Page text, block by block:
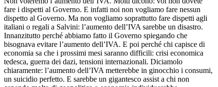
fare i dispetti al Governo. E infatti noi non vogliamo fare nessun
dispetto al Governo. Ma non vogliamo soprattutto fare dispetti agli
italiani o regali a Salvini: l’aumento dell’IVA sarebbe un disastro.
Innanzitutto perché abbiamo fatto il Governo spiegando che
bisognava evitare l’aumento dell’IVA. E poi perché chi capisce di
economia sa che i prossimi mesi saranno difficili: crisi economica
tedesca, guerra dei dazi, tensioni internazionali. Diciamolo
chiaramente: l’aumento dell’IVA metterebbe in ginocchio i consumi,
un suicidio perfetto. E sarebbe un gigantesco assist a chi non